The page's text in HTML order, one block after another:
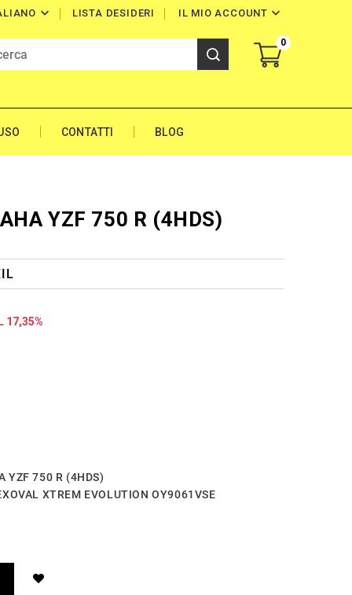
 IL MIO ACCOUNT 
LISTA DESIDERI
0
CONTATTI BLOG
YZF 750 R (4HDS)
17,35%
YZF 750 R (4HDS)
XTREM EVOLUTION OY9061VSE